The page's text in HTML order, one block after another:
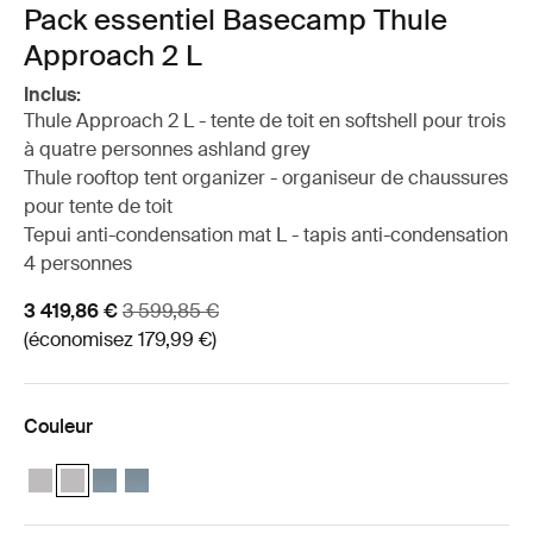
Pack essentiel Basecamp Thule
Approach 2 L
Inclus:
Thule Approach 2 L - tente de toit en softshell pour trois
à quatre personnes ashland grey
Thule rooftop tent organizer - organiseur de chaussures
pour tente de toit
Tepui anti-condensation mat L - tapis anti-condensation
4 personnes
Prix de vente
3 419,86 €Prix d’origine
3 599,85 €
(économisez 179,99 €)
Couleur
Pack essentiel Basecamp Thule Approach 2 M Gris Ashland
Pack essentiel Basecamp Thule Approach 2 L Gris Ashland
Pack essentiel Basecamp Thule Approach 2 M Ardoise
Pack essentiel Basecamp Thule Approach 2 L Ardoise